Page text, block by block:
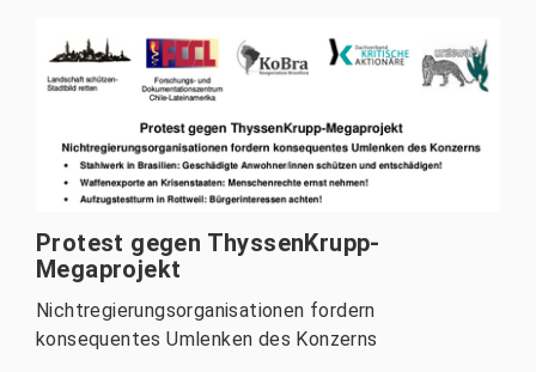
Protest gegen ThyssenKrupp-
Megaprojekt
Nichtregierungsorganisationen fordern
konsequentes Umlenken des Konzerns